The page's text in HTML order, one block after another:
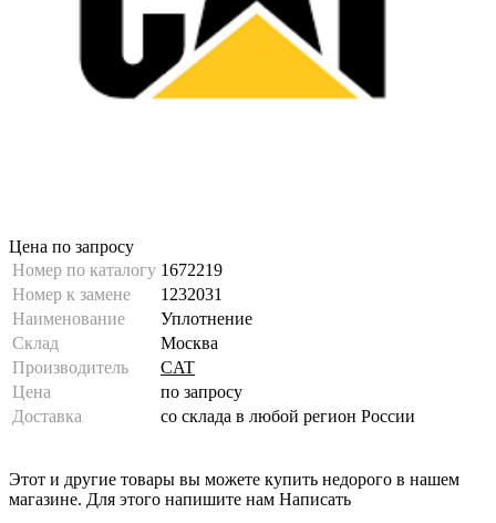
Цена по запросу
Номер по каталогу 1672219
Номер к замене
1232031
Наименование
Уплотнение
Склад
Москва
Производитель
CAT
Цена
по запросу
Доставка
со склада в любой регион России
Этот и другие товары вы можете купить недорого в нашем
магазине. Для этого напишите нам Написать